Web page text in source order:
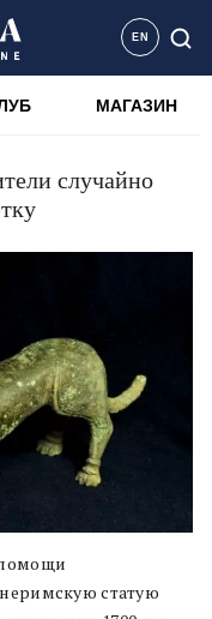
EN
МАГАЗИН
случайно
статую